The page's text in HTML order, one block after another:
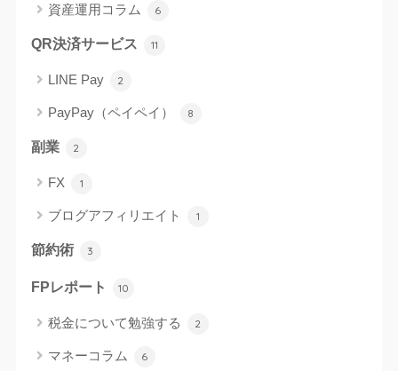
資産運用コラム 6
QR決済サービス 11
LINE Pay 2
PayPay（ペイペイ） 8
副業 2
FX 1
ブログアフィリエイト 1
節約術 3
FPレポート 10
税金について勉強する 2
マネーコラム 6